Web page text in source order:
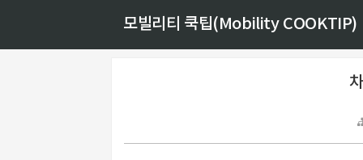
모빌리티 쿡팁(Mobility COOKTIP)